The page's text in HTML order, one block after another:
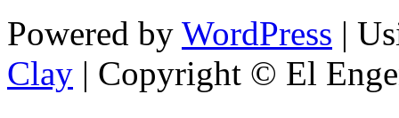
Powered by WordPress |
Clay | Copyright © El